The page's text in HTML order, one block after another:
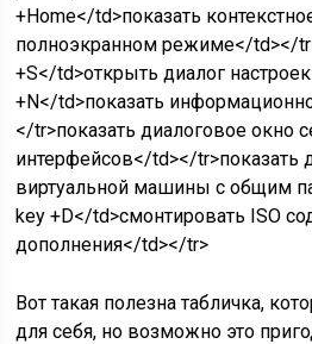
+Home</td>показать
полноэкранном режиме</td></
+S</td>открыть диалог
+N</td>показать
</tr>показать диалоговое окно
интерфейсов</td></tr>показать
виртуальной машины с общим
key +D</td>смонтировать ISO
дополнения</td></tr>
Вот такая полезна табличка,
для себя, но возможно это